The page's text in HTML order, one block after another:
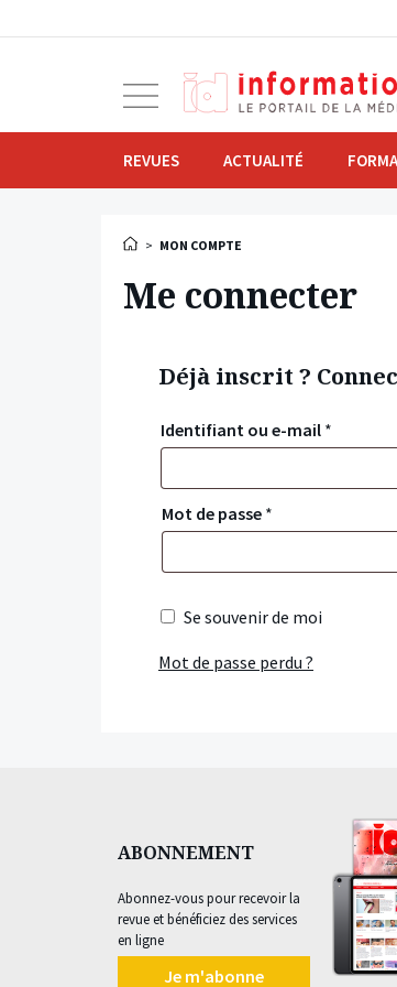
navigation
REVUES ACTUALITÉ
> MON COMPTE
Me connecter
Déjà inscrit ?
Identifiant ou e-mail *
Mot de passe *
Se souvenir de moi
Mot de passe perdu ?
ABONNEMENT
Abonnez-vous pour recevoir la
revue et bénéficiez des services
en ligne
Je m'abonne